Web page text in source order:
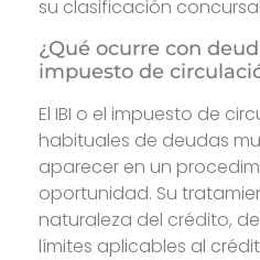
su clasificación
¿Qué ocurre con
impuesto de
El IBI o el impuesto de
habituales de deudas
aparecer en un
oportunidad. Su
naturaleza del crédito,
límites aplicables al